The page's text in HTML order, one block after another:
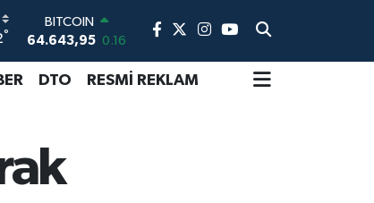
°
DOLAR
47,6704 0
EURO
55,0406
-0.08
BİST100
DTO RESMİ REKLAM